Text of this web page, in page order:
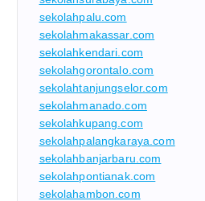
sekolahpalu.com
sekolahmakassar.com
sekolahkendari.com
sekolahgorontalo.com
sekolahtanjungselor.com
sekolahmanado.com
sekolahkupang.com
sekolahpalangkaraya.com
sekolahbanjarbaru.com
sekolahpontianak.com
sekolahambon.com